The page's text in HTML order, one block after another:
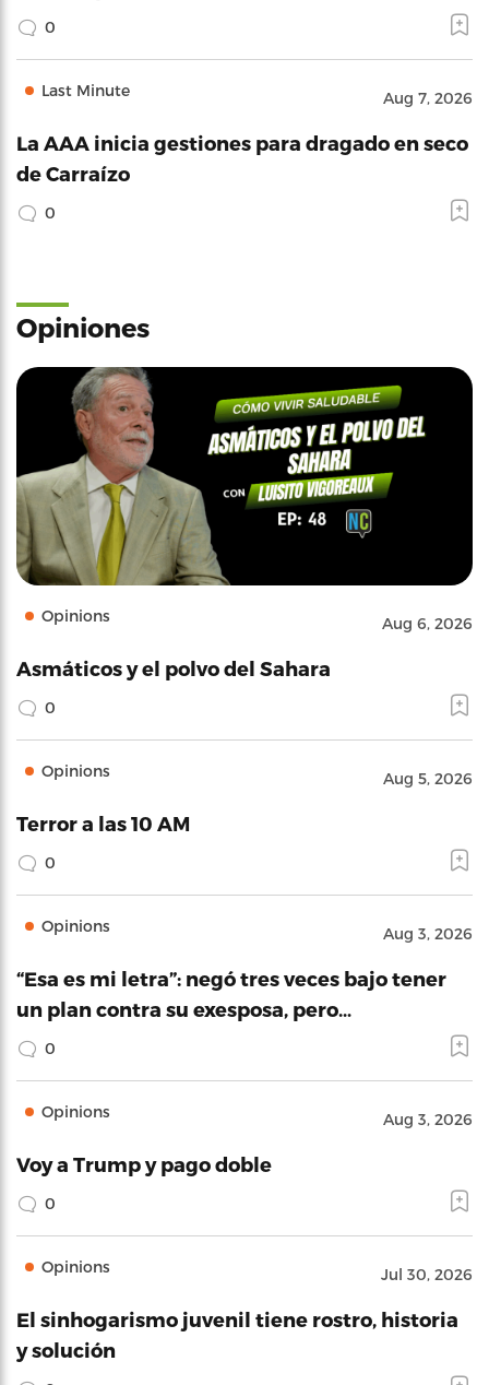
0
Last Minute Aug 7, 2026
La AAA inicia gestiones para dragado en seco
de Carraízo
0
Opiniones
Opinions Aug 6, 2026
Asmáticos y el polvo del Sahara
0
Opinions Aug 5, 2026
Terror a las 10 AM
0
Opinions Aug 3, 2026
“Esa es mi letra”: negó tres veces bajo tener
un plan contra su exesposa, pero…
0
Opinions Aug 3, 2026
Voy a Trump y pago doble
0
Opinions Jul 30, 2026
El sinhogarismo juvenil tiene rostro, historia
y solución